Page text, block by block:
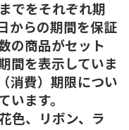
でをそれぞれ期
からの期間を保証
の商品がセット
間を表示していま
消費）期限につい
ます。
色、リボン、ラ